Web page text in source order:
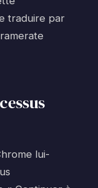
traduire par
lui-